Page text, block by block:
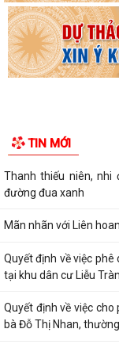
TIN MỚI
Thanh thiếu niên, nhi
đường đua xanh
Mãn nhãn với Liên
Quyết định về việc
tại khu dân cư Liễu
Quyết định về việc
bà Đỗ Thị Nhan,